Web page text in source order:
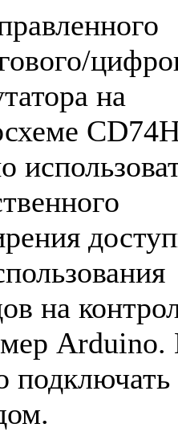
на
на
подключать